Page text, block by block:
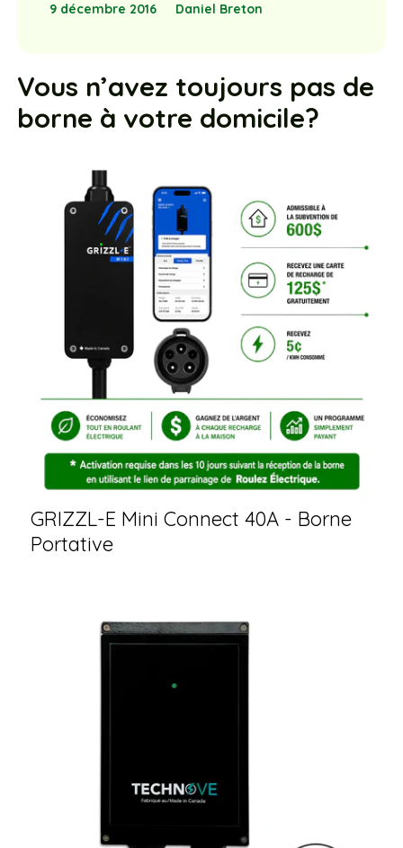
9 décembre 2016 Daniel Breton
Vous n’avez toujours pas de
borne à votre domicile?
GRIZZL-E Mini Connect 40A - Borne
Portative